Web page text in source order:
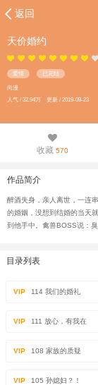
返回
天价婚约
爱情 已完结
尚漫
人气 / 32.94万 更新 / 2019-09-23
收藏 570
作品简介
醉酒失身，亲人离世，一连
的婚姻，没想到结婚的当天
到他手中。禽兽BOSS说：
目录列表
VIP 114 我们的婚礼
VIP 111 放心，有我在
VIP 108 家族的质疑
VIP 105 孙媳妇？！